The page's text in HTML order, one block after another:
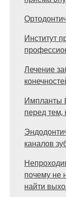
Институт
Лечение
Импланты
перед тем,
каналов
почему не
найти